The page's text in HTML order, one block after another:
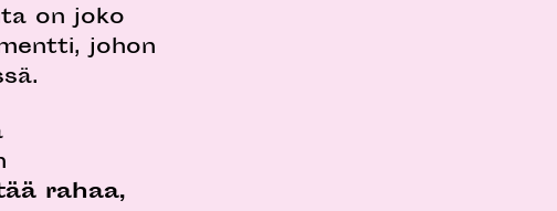
on joko
johon
rahaa,